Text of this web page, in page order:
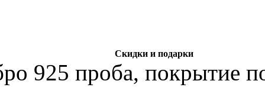
Скидки и подарки
925 проба, покрытие